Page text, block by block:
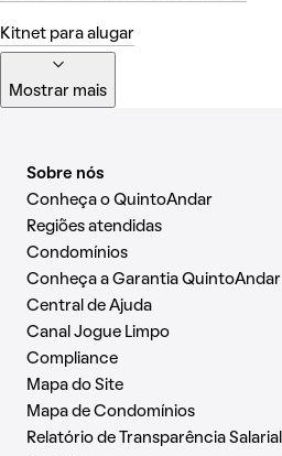
Kitnet para alugar
Mostrar mais
Sobre nós
Conheça o QuintoAndar
Regiões atendidas
Condomínios
Conheça a Garantia QuintoAndar
Central de Ajuda
Canal Jogue Limpo
Compliance
Mapa do Site
Mapa de Condomínios
Relatório de Transparência Salarial